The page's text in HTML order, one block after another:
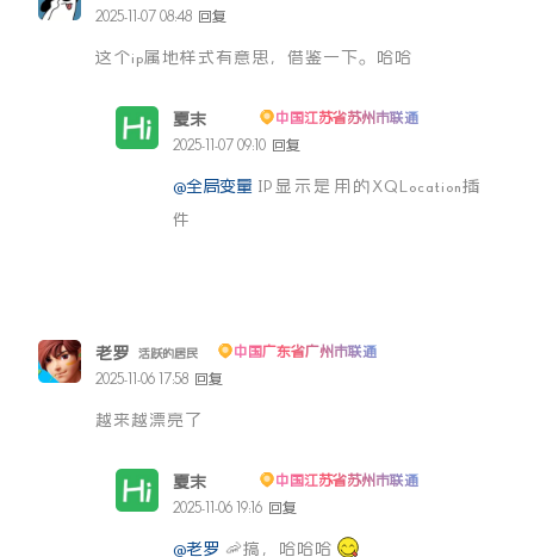
2025-11-07 08:48 回复
这个ip属地样式有意思，借鉴一下。哈哈
夏末
中国江苏省苏州市联通
2025-11-07 09:10 回复
@全局变量 IP显示是用的XQLocation插
件
老罗 活跃的居民
中国广东省广州市联通
2025-11-06 17:58 回复
越来越漂亮了
夏末
中国江苏省苏州市联通
2025-11-06 19:16 回复
@老罗 🦐搞，哈哈哈